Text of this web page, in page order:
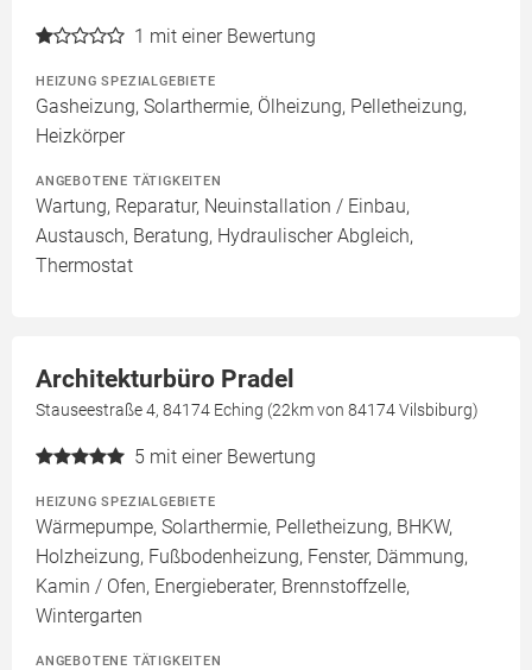
1 mit einer Bewertung
HEIZUNG SPEZIALGEBIETE
Gasheizung, Solarthermie, Ölheizung, Pelletheizung,
Heizkörper
ANGEBOTENE TÄTIGKEITEN
Wartung, Reparatur, Neuinstallation / Einbau,
Austausch, Beratung, Hydraulischer Abgleich,
Thermostat
Architekturbüro Pradel
Stauseestraße 4, 84174 Eching (22km von 84174 Vilsbiburg)
5 mit einer Bewertung
HEIZUNG SPEZIALGEBIETE
Wärmepumpe, Solarthermie, Pelletheizung, BHKW,
Holzheizung, Fußbodenheizung, Fenster, Dämmung,
Kamin / Ofen, Energieberater, Brennstoffzelle,
Wintergarten
ANGEBOTENE TÄTIGKEITEN